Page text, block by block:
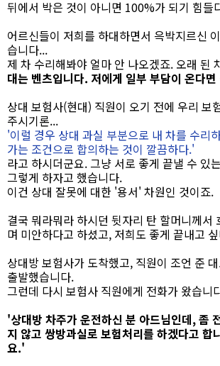
뒤에서 박은 것이 아니면 100%가 되기 힘들
어르신들이 저희를 하대하면서 윽박지르신
습니다...
제 차 수리해봐야 얼마 안 나오겠죠. 오래 된
대는 벤츠입니다. 저에게 일부 부담이 온다
상대 보험사(현대) 직원이 오기 전에 우리 보
주시기론...
'이럴 경우 상대 과실 부분으로 내 차를 수리
가는 조건으로 합의하는 것이 깔끔하다.'
라고 하시더군요. 그냥 서로 좋게 끝낼 수 있
그렇게 하자고 했습니다.
이건 상대 잘못에 대한 '용서' 차원인 것이죠.
결국 뭐라뭐라 하시던 뒷자리 탄 할머니께서
며 미안하다고 하셨고, 저희도 좋게 끝내고
상대방 보험사가 도착했고, 직원이 조언 준
출발했습니다.
그런데 다시 보험사 직원에게 전화가 왔습니
'상대방 차주가 운전하신 분 아드님인데, 좀
지 않고 쌍방과실로 보험처리를 하겠다고 합
요.'